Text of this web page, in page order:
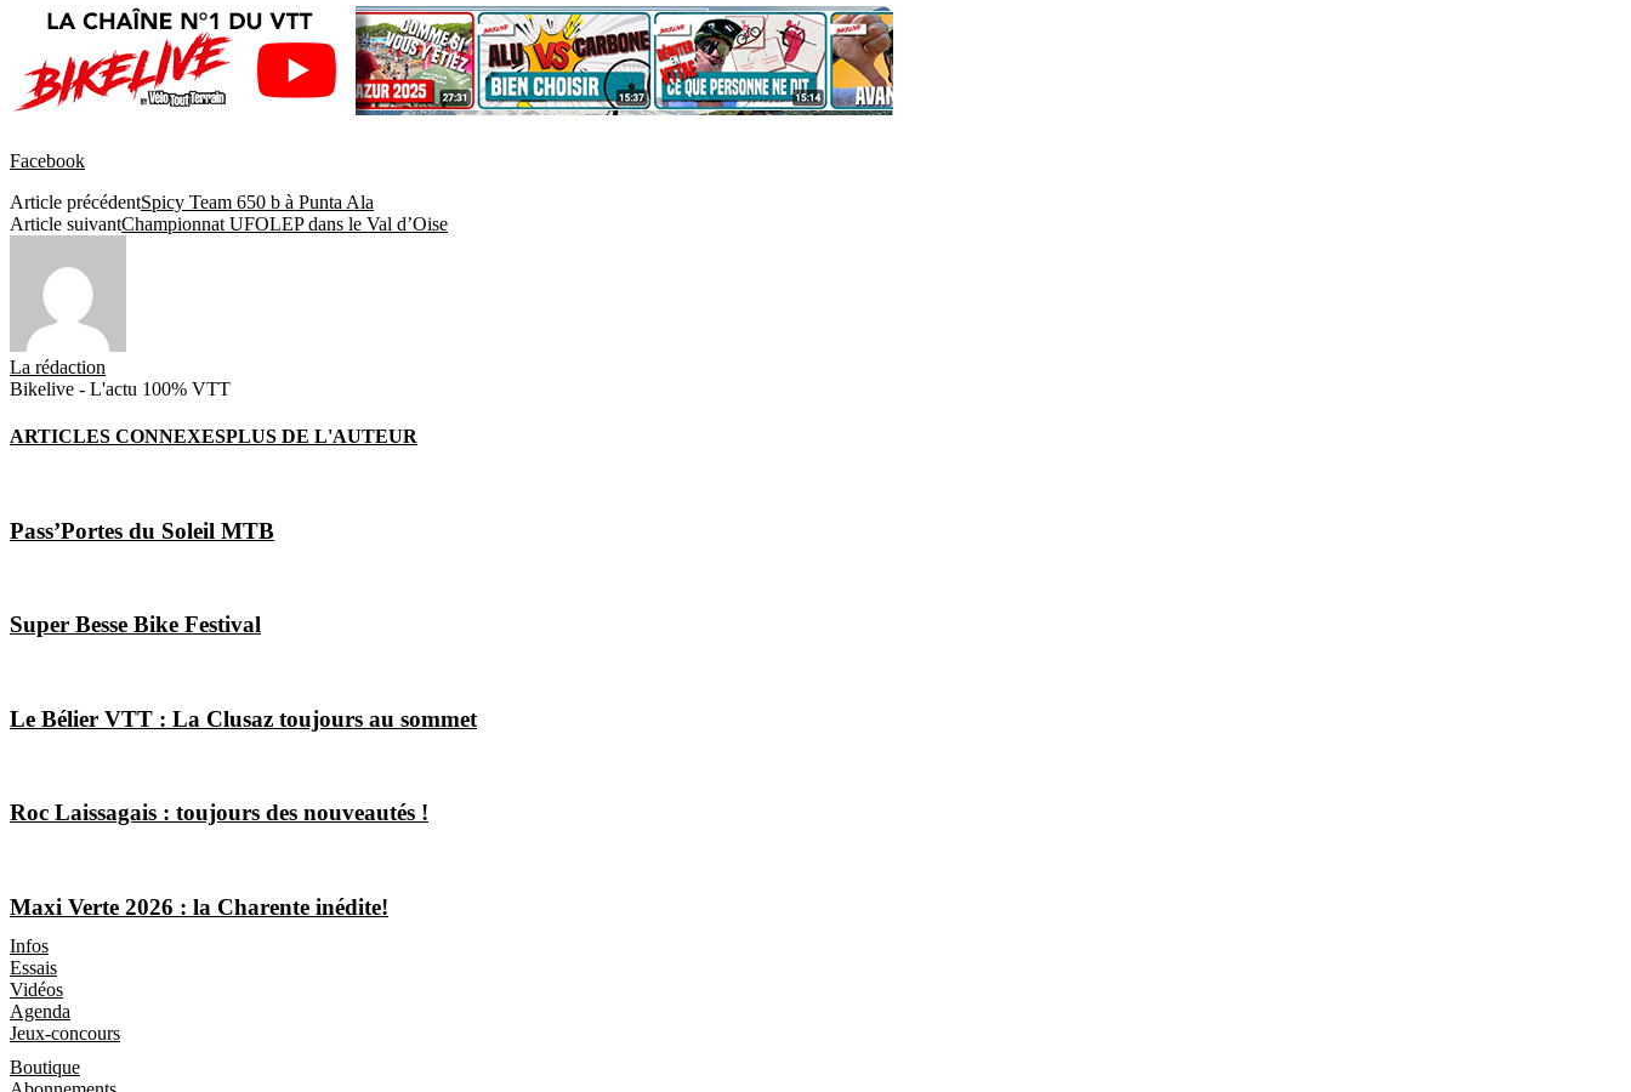
Facebook
Article précédentSpicy Team 650 b à Punta Ala
Article suivantChampionnat UFOLEP dans le Val d’Oise
La rédaction
Bikelive - L'actu 100% VTT
ARTICLES CONNEXESPLUS DE L'AUTEUR
Pass’Portes du Soleil MTB
Super Besse Bike Festival
Le Bélier VTT : La Clusaz toujours au sommet
Roc Laissagais : toujours des nouveautés !
Maxi Verte 2026 : la Charente inédite!
Infos
Essais
Vidéos
Agenda
Jeux-concours
Boutique